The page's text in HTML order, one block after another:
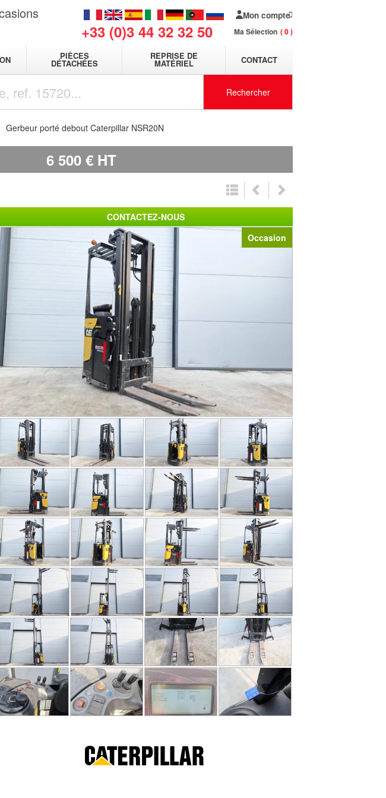
+33 (0)3 44 32 32 50
Mon compte
Ma Sélection 0
PIÈCES
DÉTACHÉES
REPRISE DE
MATÉRIEL CONTACT
Rechercher
Gerbeur porté debout Caterpillar NSR20N
6 500 € HT
Occasion
CONTACTEZ-NOUS